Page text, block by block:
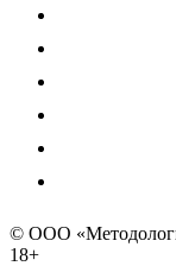
© ООО
18+